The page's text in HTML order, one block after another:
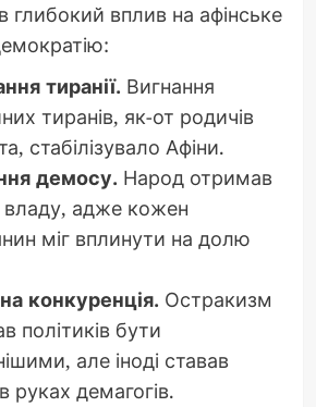
вплив на афінське
тиранії. Вигнання
тиранів, як-от родичів
стабілізувало Афіни.
демосу. Народ отримав
владу, адже кожен
міг вплинути на долю
конкуренція. Остракизм
політиків бути
але іноді ставав
руках демагогів.